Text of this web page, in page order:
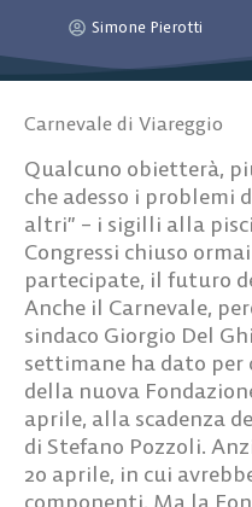
Simone Pierotti
Carnevale di Viareggio
Qualcuno obietterà,
che adesso i problemi
altri” – i sigilli alla
Congressi chiuso
partecipate, il futuro
Anche il Carnevale,
sindaco Giorgio Del
settimane ha dato per
della nuova
aprile, alla scadenza
di Stefano Pozzoli.
20 aprile, in cui
componenti. Ma la